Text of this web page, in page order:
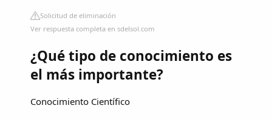
Solicitud de eliminación
Ver respuesta completa en sdelsol.com
¿Qué tipo de conocimiento es
el más importante?
Conocimiento Científico